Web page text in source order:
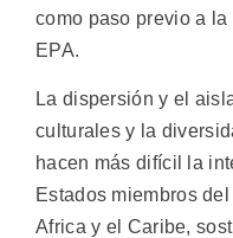
como paso previo a
EPA.
La dispersión y el
culturales y la
hacen más difícil la
Estados miembros
Africa y el Caribe,